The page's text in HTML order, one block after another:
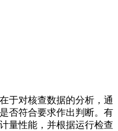
于对核查数据的分析，通
否符合要求作出判断。有
量性能，并根据运行检查